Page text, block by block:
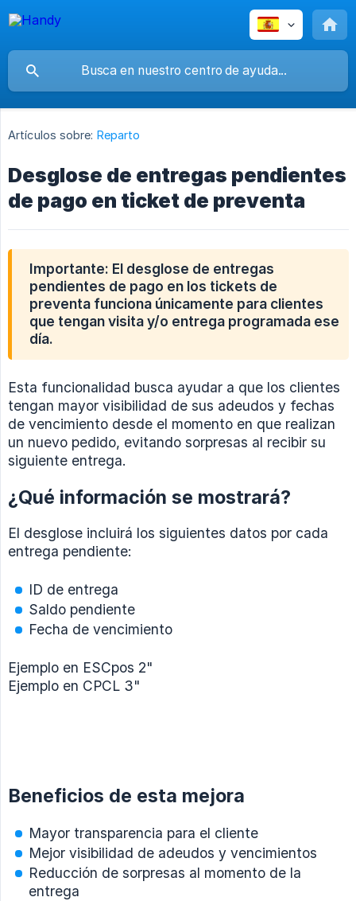
Artículos sobre: Reparto
Desglose de entregas pendientes
de pago en ticket de preventa
Importante: El desglose de entregas
pendientes de pago en los tickets de
preventa funciona únicamente para clientes
que tengan visita y/o entrega programada ese
día.
Esta funcionalidad busca ayudar a que los clientes
tengan mayor visibilidad de sus adeudos y fechas
de vencimiento desde el momento en que realizan
un nuevo pedido, evitando sorpresas al recibir su
siguiente entrega.
¿Qué información se mostrará?
El desglose incluirá los siguientes datos por cada
entrega pendiente:
ID de entrega
Saldo pendiente
Fecha de vencimiento
Ejemplo en ESCpos 2"
Ejemplo en CPCL 3"
Beneficios de esta mejora
Mayor transparencia para el cliente
Mejor visibilidad de adeudos y vencimientos
Reducción de sorpresas al momento de la
entrega